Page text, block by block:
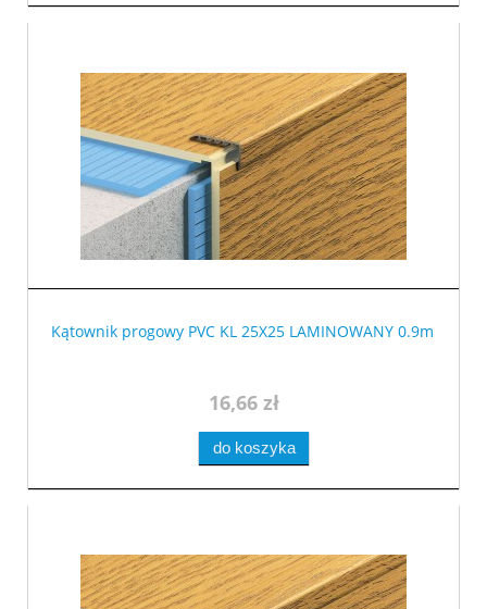
Kątownik progowy PVC KL 25X25 LAMINOWANY 0.9m
16,66 zł
do koszyka